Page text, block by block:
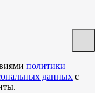
политики
данных с